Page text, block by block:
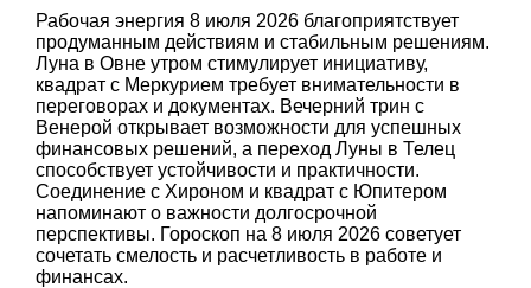
Рабочая энергия 8 июля 2026 благоприятствует
продуманным действиям и стабильным решениям.
Луна в Овне утром стимулирует инициативу,
квадрат с Меркурием требует внимательности в
переговорах и документах. Вечерний трин с
Венерой открывает возможности для успешных
финансовых решений, а переход Луны в Телец
способствует устойчивости и практичности.
Соединение с Хироном и квадрат с Юпитером
напоминают о важности долгосрочной
перспективы. Гороскоп на 8 июля 2026 советует
сочетать смелость и расчетливость в работе и
финансах.